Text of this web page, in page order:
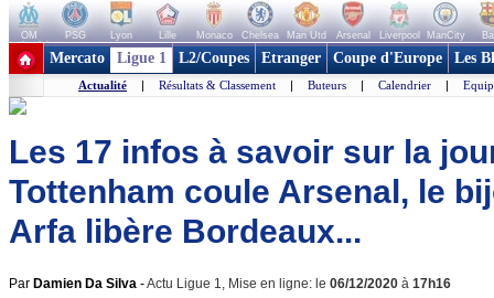
OM PSG Lyon Lille Monaco Chelsea Man Utd Arsenal Liverpool ManCity
+ de clubs
Mercato Ligue 1 L2/Coupes Etranger Coupe d'Europe Les
Actualité | Résultats & Classement | Buteurs | Calendrier |
Les 17 infos à savoir sur la
Tottenham coule Arsenal, le
Arfa libère Bordeaux...
Par Damien Da Silva -Actu Ligue 1, Mise en ligne: le 06/12/2020 à 17h16